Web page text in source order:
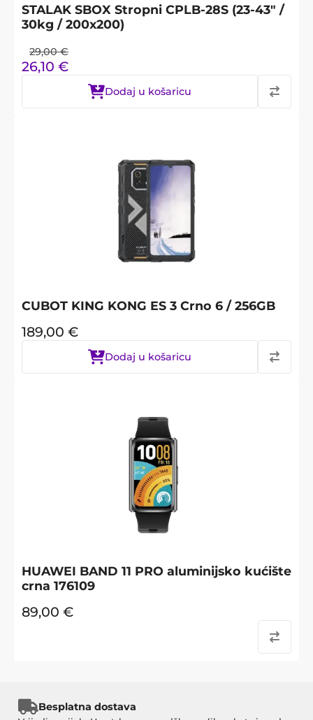
STALAK SBOX Stropni CPLB-28S (23-43" /
30kg / 200x200)
29,00 €
26,10 €
Dodaj u košaricu
CUBOT KING KONG ES 3 Crno 6 / 256GB
189,00 €
Dodaj u košaricu
HUAWEI BAND 11 PRO aluminijsko kućište
crna 176109
89,00 €
Besplatna dostava